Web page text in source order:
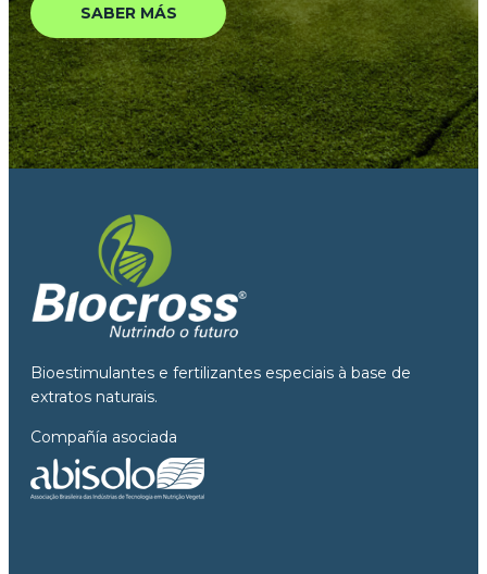
SABER MÁS
Bioestimulantes e fertilizantes especiais à base de
extratos naturais.
Compañía asociada